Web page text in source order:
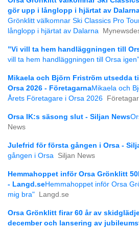
gör upp i långlopp i hjärtat av
Grönklitt välkomnar Ski Classics Pro
långlopp i hjärtat av Dalarna
”Vi vill ta hem handläggningen till
vill ta hem handläggningen till Orsa igen”
Mikaela och Björn Friström utsedda
Orsa 2026 - FöretagarnaMikaela och
Årets Företagare i Orsa 2026
Orsa IK:s säsong slut - Siljan News
News
Julefrid för första gången i Orsa -
gången i Orsa Siljan News
Hemmahoppet inför Orsa Grönklitt
- Langd.seHemmahoppet inför Orsa
mig bra"
Langd.se
Orsa Grönklitt firar 60 år av
december och lansering av